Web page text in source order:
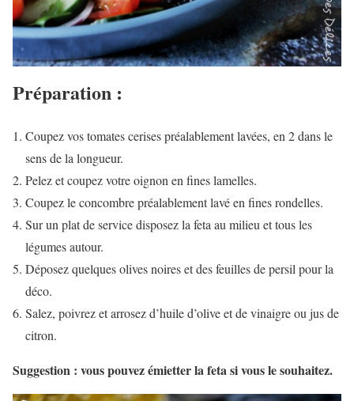
Préparation :
Coupez vos tomates cerises préalablement lavées, en 2 dans le
sens de la longueur.
Pelez et coupez votre oignon en fines lamelles.
Coupez le concombre préalablement lavé en fines rondelles.
Sur un plat de service disposez la feta au milieu et tous les
légumes autour.
Déposez quelques olives noires et des feuilles de persil pour la
déco.
Salez, poivrez et arrosez d’huile d’olive et de vinaigre ou jus de
citron.
Suggestion : vous pouvez émietter la feta si vous le souhaitez.